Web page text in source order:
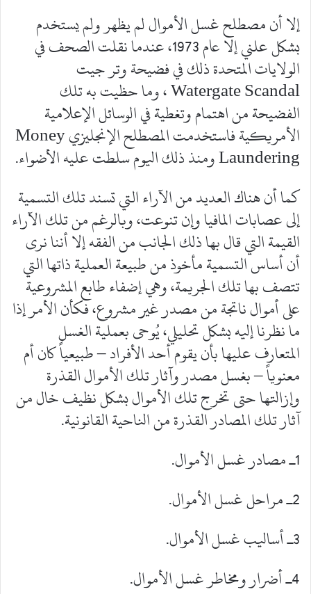
إلا أن مصطلح غسل الأموال لم يظهر ولم يستخدم
بشكل علني إلا عام 1973، عندما نقلت الصحف في
الولايات المتحدة ذلك في فضيحة وتر جيت
Watergate Scandal ، وما حظيت به تلك
الفضيحة من اهتمام وتغطية في الوسائل الإعلامية
الأمريكية فاستخدمت المصطلح الإنجليزي Money
Laundering ومنذ ذلك اليوم سلطت عليه الأضواء.
كما أن هناك العديد من الآراء التي تسند تلك التسمية
إلى عصابات المافيا وإن تنوعت، وبالرغم من تلك الآراء
القيمة التي قال بها ذلك الجانب من الفقه إلا أننا نرى
أن أساس التسمية مأخوذ من طبيعة العملية ذاتها التي
تتصف بها تلك الجريمة، وهي إضفاء طابع المشروعية
على أموال ناتجة من مصدر غير مشروع، فكأن الأمر إذا
ما نظرنا إليه بشكل تحليلي، يُوحى بعملية الغسل
المتعارف عليها بأن يقوم أحد الأفراد – طبيعياً كان أم
معنوياً – بغسل مصدر وآثار تلك الأموال القذرة
وإزالتها حتى تخرج تلك الأموال بشكل نظيف خال من
آثار تلك المصادر القذرة من الناحية القانونية.
1ـ مصادر غسل الأموال.
2ـ مراحل غسل الأموال.
3ـ أساليب غسل الأموال.
4ـ أضرار ومخاطر غسل الأموال.